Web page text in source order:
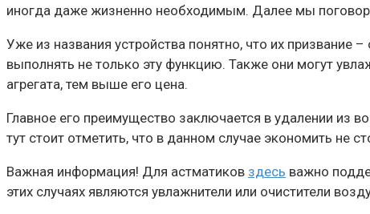
иногда даже жизненно необходимым. Далее мы
Уже из названия устройства понятно, что их призвание
выполнять не только эту функцию. Также они могут
агрегата, тем выше его цена.
Главное его преимущество заключается в удалении из
тут стоит отметить, что в данном случае экономить не
Важная информация! Для астматиков здесь важно
этих случаях являются увлажнители или очистители